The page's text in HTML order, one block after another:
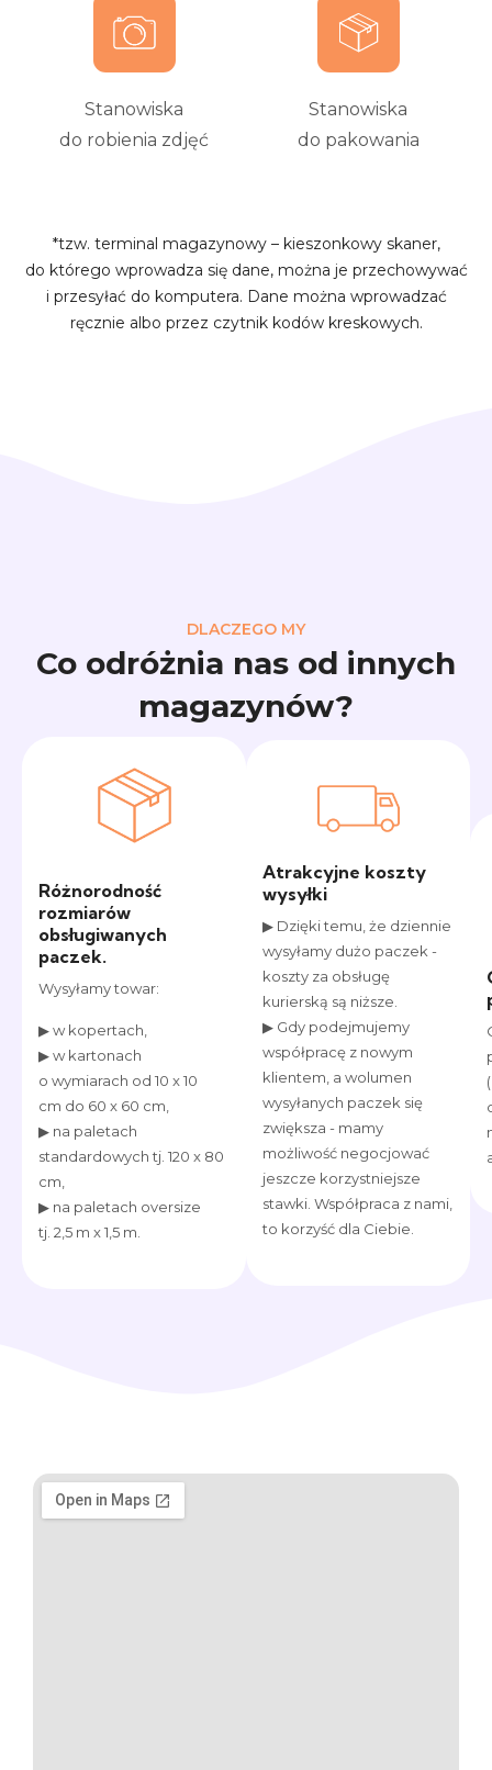
Stanowiska
do robienia zdjęć
Stanowiska
do pakowania
*tzw. terminal magazynowy – kieszonkowy skaner,
do którego wprowadza się dane, można je przechowywać
i przesyłać do komputera. Dane można wprowadzać
ręcznie albo przez czytnik kodów kreskowych.
DLACZEGO MY
Co odróżnia nas od innych
magazynów?
Różnorodność
rozmiarów
obsługiwanych
paczek.
Wysyłamy towar:
▶ w kopertach,
▶ w kartonach
o wymiarach od 10 x 10
cm do 60 x 60 cm,
▶ na paletach
standardowych tj. 120 x 80
cm,
▶ na paletach oversize
tj. 2,5 m x 1,5 m.
Atrakcyjne koszty
wysyłki
▶ Dzięki temu, że dziennie
wysyłamy dużo paczek -
koszty za obsługę
kurierską są niższe.
▶ Gdy podejmujemy
współpracę z nowym
klientem, a wolumen
wysyłanych paczek się
zwiększa - mamy
możliwość negocjować
jeszcze korzystniejsze
stawki. Współpraca z nami,
to korzyść dla Ciebie.